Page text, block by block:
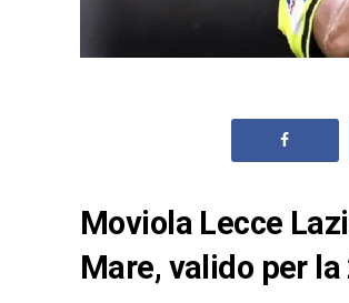
Moviola Lecce
Mare, valido per